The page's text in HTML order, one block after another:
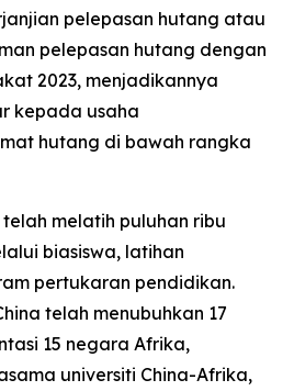
pelepasan hutang atau
pelepasan hutang dengan
2023, menjadikannya
kepada usaha
hutang di bawah rangka
melatih puluhan ribu
biasiswa, latihan
pertukaran pendidikan.
telah menubuhkan 17
15 negara Afrika,
universiti China-Afrika,